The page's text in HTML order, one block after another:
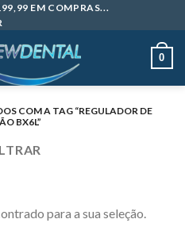
EM COMPRAS...
0
COM A TAG “REGULADOR DE
BX6L”
para a sua seleção.